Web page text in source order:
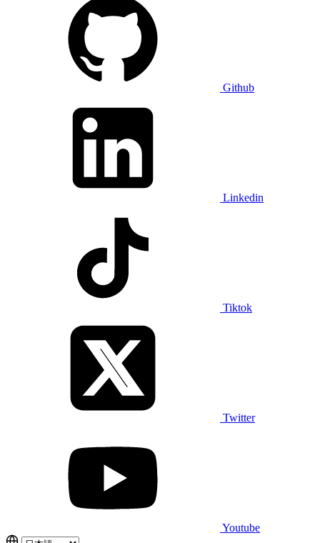
Github
Linkedin
Tiktok
Twitter
Youtube